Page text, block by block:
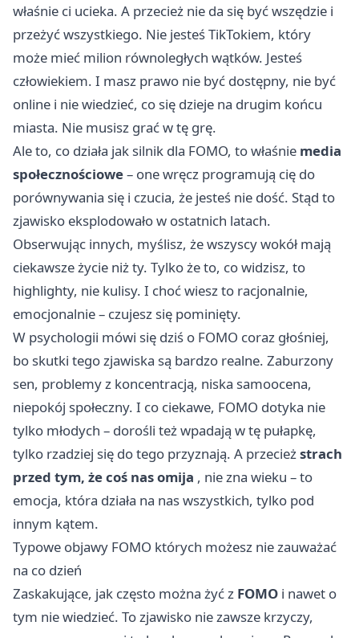
właśnie ci ucieka. A przecież nie da się być wszędzie i
przeżyć wszystkiego. Nie jesteś TikTokiem, który
może mieć milion równoległych wątków. Jesteś
człowiekiem. I masz prawo nie być dostępny, nie być
online i nie wiedzieć, co się dzieje na drugim końcu
miasta. Nie musisz grać w tę grę.
Ale to, co działa jak silnik dla FOMO, to właśnie media
społecznościowe– one wręcz programują cię do
porównywania się i czucia, że jesteś nie dość. Stąd to
zjawisko eksplodowało w ostatnich latach.
Obserwując innych, myślisz, że wszyscy wokół mają
ciekawsze życie niż ty. Tylko że to, co widzisz, to
highlighty, nie kulisy. I choć wiesz to racjonalnie,
emocjonalnie – czujesz się pominięty.
W psychologii mówi się dziś o FOMO coraz głośniej,
bo skutki tego zjawiska są bardzo realne. Zaburzony
sen, problemy z koncentracją, niska samoocena,
niepokój społeczny. I co ciekawe, FOMO dotyka nie
tylko młodych – dorośli też wpadają w tę pułapkę,
tylko rzadziej się do tego przyznają. A przecież strach
przed tym, że coś nas omija , nie zna wieku – to
emocja, która działa na nas wszystkich, tylko pod
innym kątem.
Typowe objawy FOMO których możesz nie zauważać
na co dzień
Zaskakujące, jak często można żyć z FOMO i nawet o
tym nie wiedzieć. To zjawisko nie zawsze krzyczy,